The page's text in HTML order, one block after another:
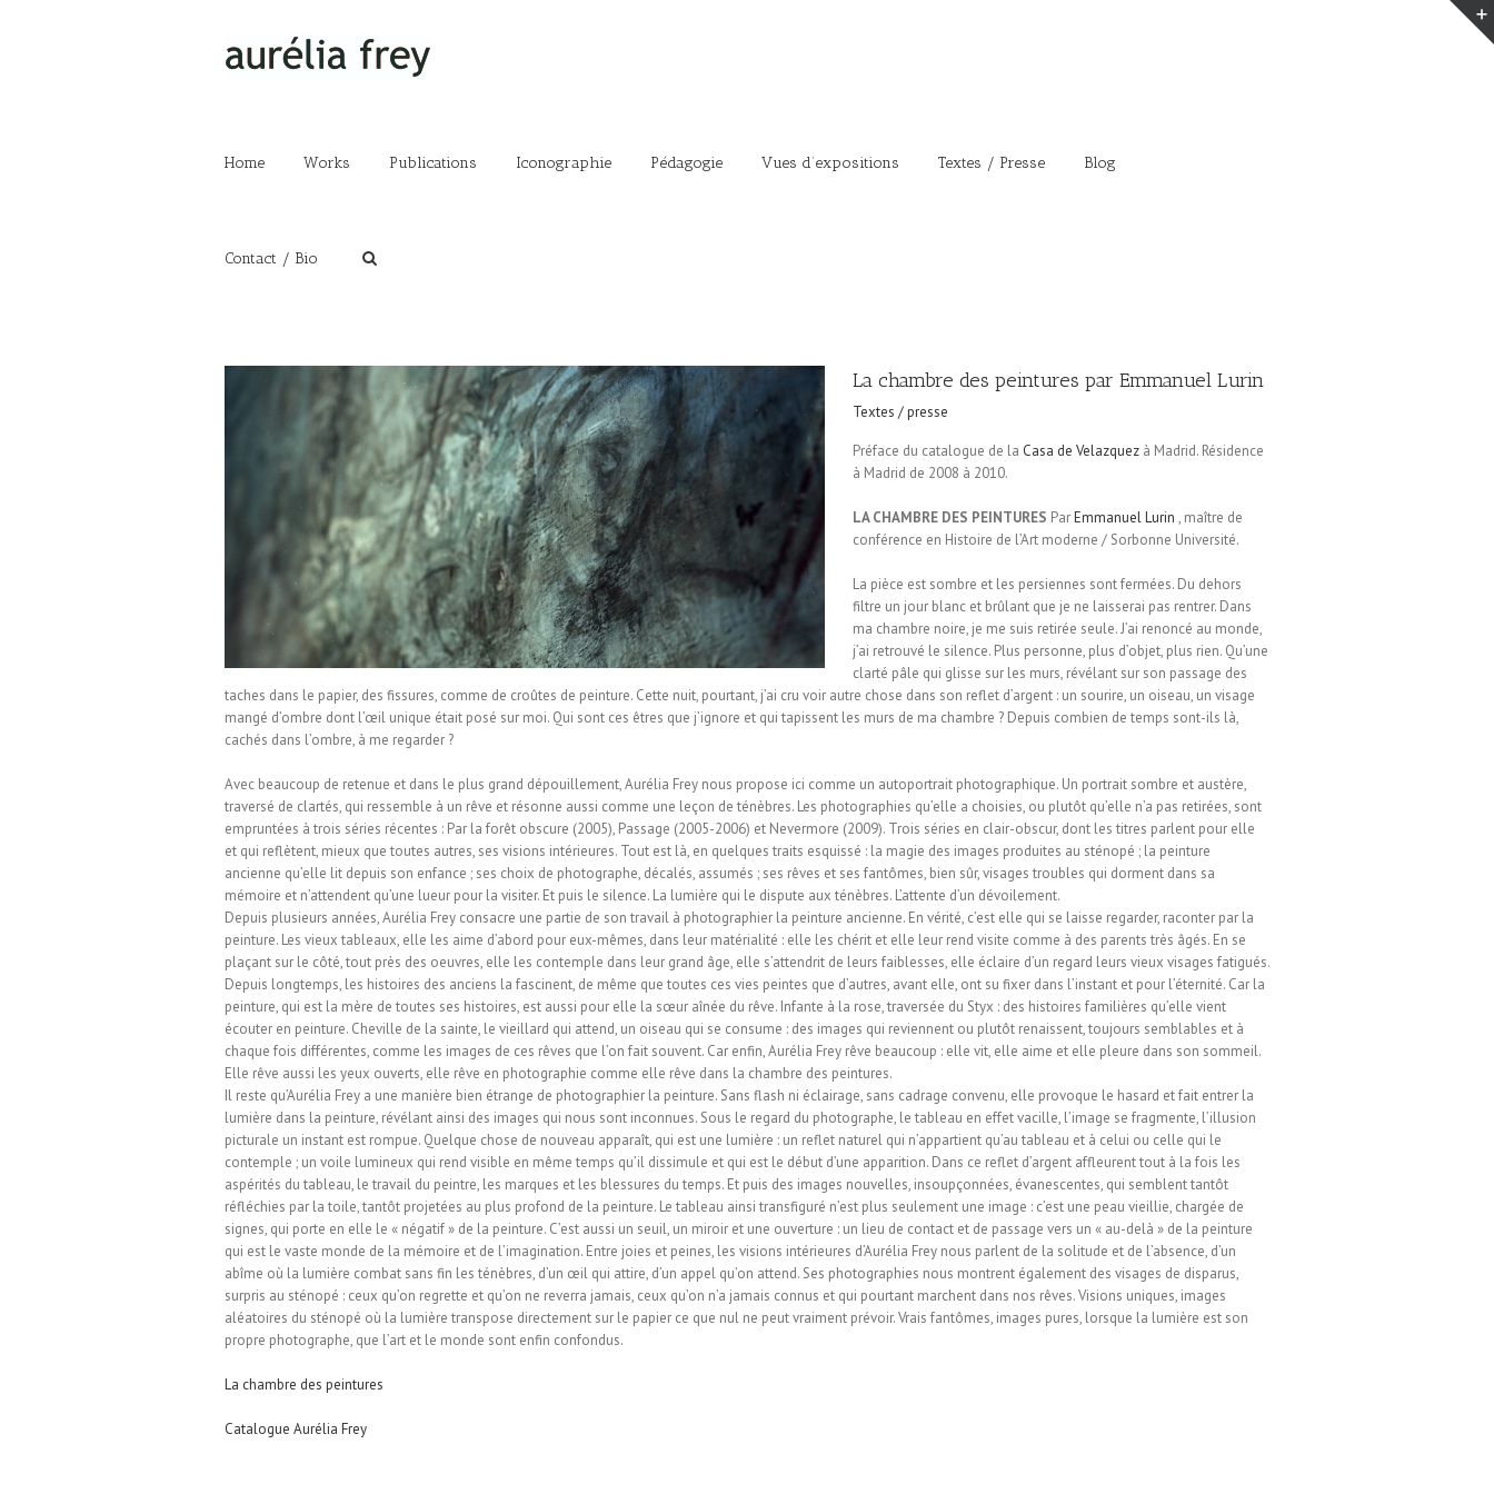
Home Works Publications Iconographie Pédagogie Vues d’expositions Textes / Presse Blog
Contact / Bio
La chambre des peintures par Emmanuel Lurin
Textes / presse
Préface du catalogue de la Casa de Velazquez à Madrid. Résidence
à Madrid de 2008 à 2010.
LA CHAMBRE DES PEINTURES ParEmmanuel Lurin , maître de
conférence en Histoire de l’Art moderne / Sorbonne Université.
La pièce est sombre et les persiennes sont fermées. Du dehors
filtre un jour blanc et brûlant que je ne laisserai pas rentrer. Dans
ma chambre noire, je me suis retirée seule. J’ai renoncé au monde,
j’ai retrouvé le silence. Plus personne, plus d’objet, plus rien. Qu’une
clarté pâle qui glisse sur les murs, révélant sur son passage des
taches dans le papier, des fissures, comme de croûtes de peinture. Cette nuit, pourtant, j’ai cru voir autre chose dans son reflet d’argent : un sourire, un oiseau, un visage
mangé d’ombre dont l’œil unique était posé sur moi. Qui sont ces êtres que j’ignore et qui tapissent les murs de ma chambre ? Depuis combien de temps sont-ils là,
cachés dans l’ombre, à me regarder ?
Avec beaucoup de retenue et dans le plus grand dépouillement, Aurélia Frey nous propose ici comme un autoportrait photographique. Un portrait sombre et austère,
traversé de clartés, qui ressemble à un rêve et résonne aussi comme une leçon de ténèbres. Les photographies qu’elle a choisies, ou plutôt qu’elle n’a pas retirées, sont
empruntées à trois séries récentes : Par la forêt obscure (2005), Passage (2005-2006) et Nevermore (2009). Trois séries en clair-obscur, dont les titres parlent pour elle
et qui reflètent, mieux que toutes autres, ses visions intérieures. Tout est là, en quelques traits esquissé : la magie des images produites au sténopé ; la peinture
ancienne qu’elle lit depuis son enfance ; ses choix de photographe, décalés, assumés ; ses rêves et ses fantômes, bien sûr, visages troubles qui dorment dans sa
mémoire et n’attendent qu’une lueur pour la visiter. Et puis le silence. La lumière qui le dispute aux ténèbres. L’attente d’un dévoilement.
Depuis plusieurs années, Aurélia Frey consacre une partie de son travail à photographier la peinture ancienne. En vérité, c’est elle qui se laisse regarder, raconter par la
peinture. Les vieux tableaux, elle les aime d’abord pour eux-mêmes, dans leur matérialité : elle les chérit et elle leur rend visite comme à des parents très âgés. En se
plaçant sur le côté, tout près des oeuvres, elle les contemple dans leur grand âge, elle s’attendrit de leurs faiblesses, elle éclaire d’un regard leurs vieux visages fatigués.
Depuis longtemps, les histoires des anciens la fascinent, de même que toutes ces vies peintes que d’autres, avant elle, ont su fixer dans l’instant et pour l’éternité. Car la
peinture, qui est la mère de toutes ses histoires, est aussi pour elle la sœur aînée du rêve. Infante à la rose, traversée du Styx : des histoires familières qu’elle vient
écouter en peinture. Cheville de la sainte, le vieillard qui attend, un oiseau qui se consume : des images qui reviennent ou plutôt renaissent, toujours semblables et à
chaque fois différentes, comme les images de ces rêves que l’on fait souvent. Car enfin, Aurélia Frey rêve beaucoup : elle vit, elle aime et elle pleure dans son sommeil.
Elle rêve aussi les yeux ouverts, elle rêve en photographie comme elle rêve dans la chambre des peintures.
Il reste qu’Aurélia Frey a une manière bien étrange de photographier la peinture. Sans flash ni éclairage, sans cadrage convenu, elle provoque le hasard et fait entrer la
lumière dans la peinture, révélant ainsi des images qui nous sont inconnues. Sous le regard du photographe, le tableau en effet vacille, l’image se fragmente, l’illusion
picturale un instant est rompue. Quelque chose de nouveau apparaît, qui est une lumière : un reflet naturel qui n’appartient qu’au tableau et à celui ou celle qui le
contemple ; un voile lumineux qui rend visible en même temps qu’il dissimule et qui est le début d’une apparition. Dans ce reflet d’argent affleurent tout à la fois les
aspérités du tableau, le travail du peintre, les marques et les blessures du temps. Et puis des images nouvelles, insoupçonnées, évanescentes, qui semblent tantôt
réfléchies par la toile, tantôt projetées au plus profond de la peinture. Le tableau ainsi transfiguré n’est plus seulement une image : c’est une peau vieillie, chargée de
signes, qui porte en elle le « négatif » de la peinture. C’est aussi un seuil, un miroir et une ouverture : un lieu de contact et de passage vers un « au-delà » de la peinture
qui est le vaste monde de la mémoire et de l’imagination. Entre joies et peines, les visions intérieures d’Aurélia Frey nous parlent de la solitude et de l’absence, d’un
abîme où la lumière combat sans fin les ténèbres, d’un œil qui attire, d’un appel qu’on attend. Ses photographies nous montrent également des visages de disparus,
surpris au sténopé : ceux qu’on regrette et qu’on ne reverra jamais, ceux qu’on n’a jamais connus et qui pourtant marchent dans nos rêves. Visions uniques, images
aléatoires du sténopé où la lumière transpose directement sur le papier ce que nul ne peut vraiment prévoir. Vrais fantômes, images pures, lorsque la lumière est son
propre photographe, que l’art et le monde sont enfin confondus.
La chambre des peintures
Catalogue Aurélia Frey